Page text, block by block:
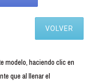
VOLVER
modelo, haciendo clic en
que al llenar el